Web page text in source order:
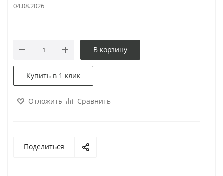
04.08.2026
В корзину
Купить в 1 клик
Отложить Сравнить
Поделиться